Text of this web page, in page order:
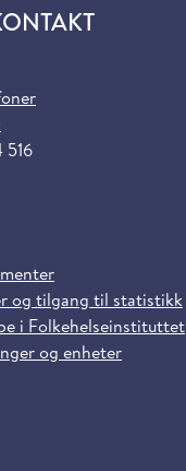
og tilgang til statistikk
i Folkehelseinstituttet
og enheter